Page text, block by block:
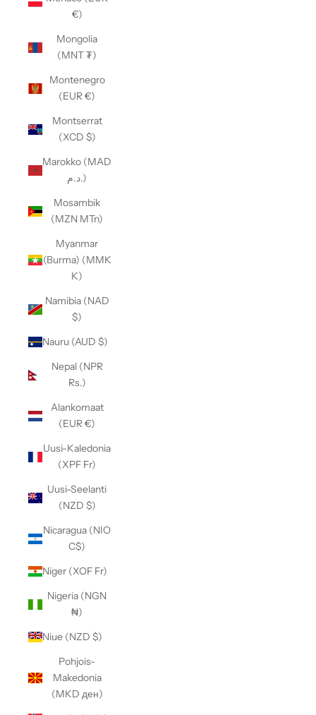
€)
Mongolia
(MNT ₮)
Montenegro
(EUR €)
Montserrat
(XCD $)
Marokko (MAD
د.م.)
Mosambik
(MZN MTn)
Myanmar
(Burma) (MMK
K)
Namibia (NAD
$)
Nauru (AUD $)
Nepal (NPR
Rs.)
Alankomaat
(EUR €)
Uusi-Kaledonia
(XPF Fr)
Uusi-Seelanti
(NZD $)
Nicaragua (NIO
C$)
Niger (XOF Fr)
Nigeria (NGN
₦)
Niue (NZD $)
Pohjois-
Makedonia
(MKD ден)